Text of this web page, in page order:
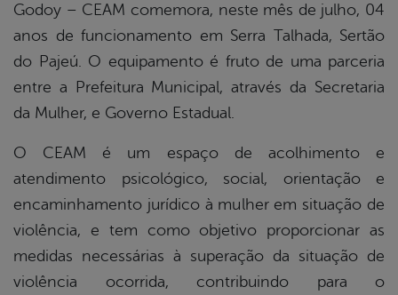
Godoy – CEAM comemora, neste mês de julho, 04
anos de funcionamento em Serra Talhada, Sertão
do Pajeú. O equipamento é fruto de uma parceria
entre a Prefeitura Municipal, através da Secretaria
da Mulher, e Governo Estadual.
O CEAM é um espaço de acolhimento e
atendimento psicológico, social, orientação e
encaminhamento jurídico à mulher em situação de
violência, e tem como objetivo proporcionar as
medidas necessárias à superação da situação de
violência ocorrida, contribuindo para o